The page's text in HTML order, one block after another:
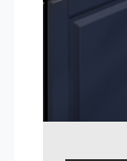
FE5IB con función
cocinas/hornos
comercializa por
2Resultados
función
sin cavidad